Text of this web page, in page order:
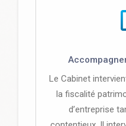
Le Cabinet
la fiscalité
d’entreprise